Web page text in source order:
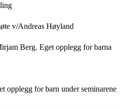
v/Andreas Høyland
Berg. Eget opplegg for barna
opplegg for barn under seminarene